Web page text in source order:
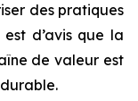
des pratiques
d’avis que la
de valeur est